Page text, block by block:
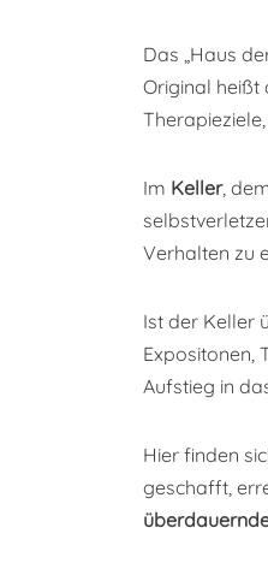
Das „Haus
Original heißt
Im Keller,
Verhalten zu
Ist der Keller
Expositonen,
Aufstieg in
Hier finden
geschafft,